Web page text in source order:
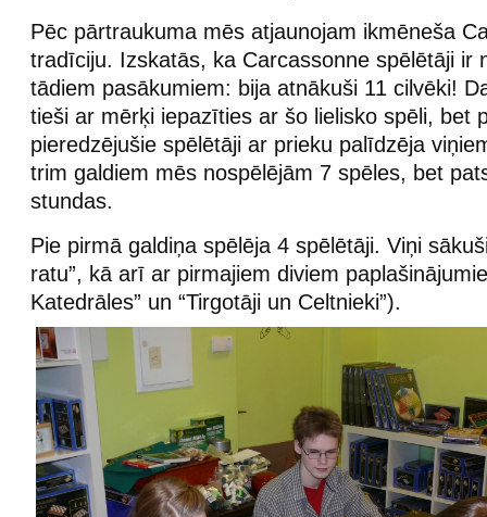
Pēc pārtraukuma mēs atjaunojam ikmēneša
tradīciju. Izskatās, ka Carcassonne spēlētāji ir
tādiem pasākumiem: bija atnākuši 11 cilvēki!
tieši ar mērķi iepazīties ar šo lielisko spēli, bet
pieredzējušie spēlētāji ar prieku palīdzēja
trim galdiem mēs nospēlējām 7 spēles, bet
stundas.
Pie pirmā galdiņa spēlēja 4 spēlētāji. Viņi
ratu”, kā arī ar pirmajiem diviem
Katedrāles” un “Tirgotāji un Celtnieki”).